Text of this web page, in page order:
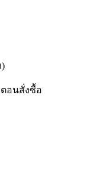
อนสั่งซื้อ